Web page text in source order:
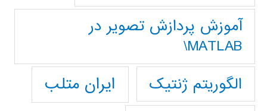
آموزش پردازش تصوير در
MATLAB\
الگوریتم ژنتیک
ایران متلب